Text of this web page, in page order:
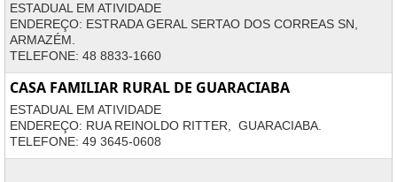
ESTADUAL EM ATIVIDADE
ENDEREÇO: ESTRADA GERAL SERTAO DOS CORREAS SN,
ARMAZÉM.
TELEFONE: 48 8833-1660
CASA FAMILIAR RURAL DE GUARACIABA
ESTADUAL EM ATIVIDADE
ENDEREÇO: RUA REINOLDO RITTER, GUARACIABA.
TELEFONE: 49 3645-0608